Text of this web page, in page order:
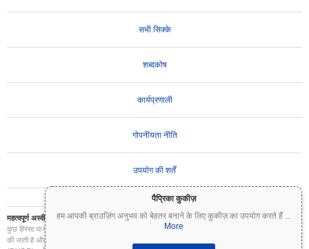
पैप्रिका कुकीज़
हम आपकी ब्राउज़िंग अनुभव को बेहतर बनाने के लिए कुकीज़ का उपयोग करते हैं ...
More
सभी सिक्के
शब्दकोष
कार्यप्रणाली
गोपनीयता नीति
उपयोग की शर्तें
महत्वपूर्ण अस्वीकरण:क्रिप्टोकरेंसी अत्यधिक अस्थिर हैं और इनमें महत्वपूर्ण जोखिम शामिल है। आप अपने निवेश का
कुछ हिस्सा या पूरा निवेश खो सकते हैं। Coinpaprika पर सभी जानकारी केवल सूचनात्मक उद्देश्यों के लिए प्रदान
की जाती है और यह वित्तीय या निवेश सलाह नहीं है। निवेश के निर्णय लेने से पहले हमेशा अपना स्वयं का शोध